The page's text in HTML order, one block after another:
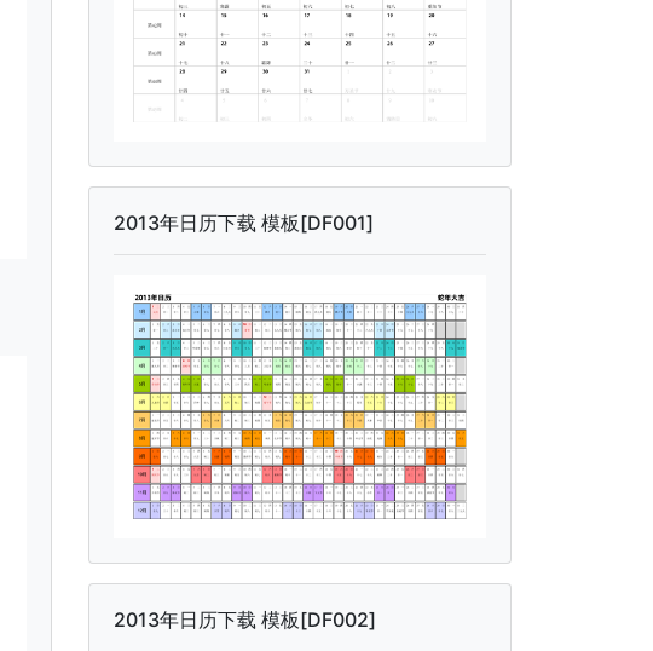
2013年日历下载 模板[DF001]
2013年日历下载 模板[DF002]